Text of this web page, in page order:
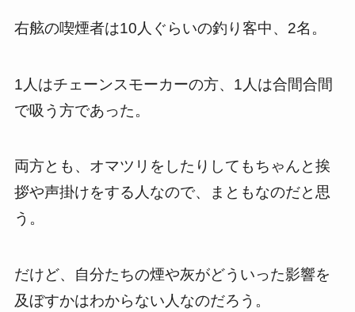
右舷の喫煙者は10人ぐらいの釣り客中、2名。
1人はチェーンスモーカーの方、1人は合間合間
で吸う方であった。
両方とも、オマツリをしたりしてもちゃんと挨
拶や声掛けをする人なので、まともなのだと思
う。
だけど、自分たちの煙や灰がどういった影響を
及ぼすかはわからない人なのだろう。